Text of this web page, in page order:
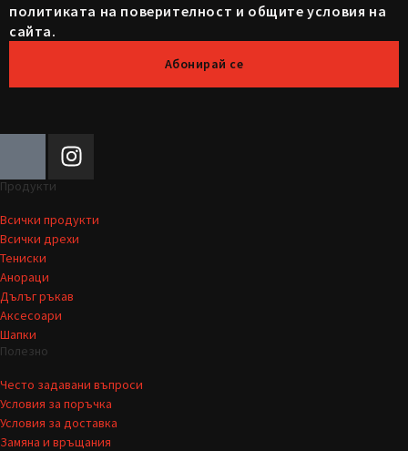
политиката на поверителност и общите условия на
сайта.
Абонирай се
Продукти
Всички продукти
Всички дрехи
Тениски
Анораци
Дълъг ръкав
Аксесоари
Шапки
Полезно
Често задавани въпроси
Условия за поръчка
Условия за доставка
Замяна и връщания